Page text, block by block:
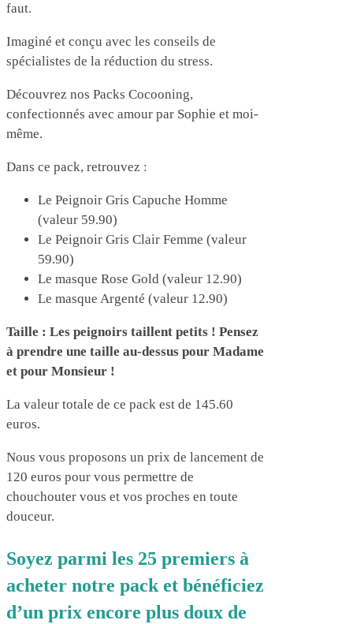
faut.
Imaginé et conçu avec les conseils de
spécialistes de la réduction du stress.
Découvrez nos Packs Cocooning,
confectionnés avec amour par Sophie et moi-
même.
Dans ce pack, retrouvez :
Le Peignoir Gris Capuche Homme
(valeur 59.90)
Le Peignoir Gris Clair Femme (valeur
59.90)
Le masque Rose Gold (valeur 12.90)
Le masque Argenté (valeur 12.90)
Taille : Les peignoirs taillent petits ! Pensez
à prendre une taille au-dessus pour Madame
et pour Monsieur !
La valeur totale de ce pack est de 145.60
euros.
Nous vous proposons un prix de lancement de
120 euros pour vous permettre de
chouchouter vous et vos proches en toute
douceur.
Soyez parmi les 25 premiers à
acheter notre pack et bénéficiez
d’un prix encore plus doux de